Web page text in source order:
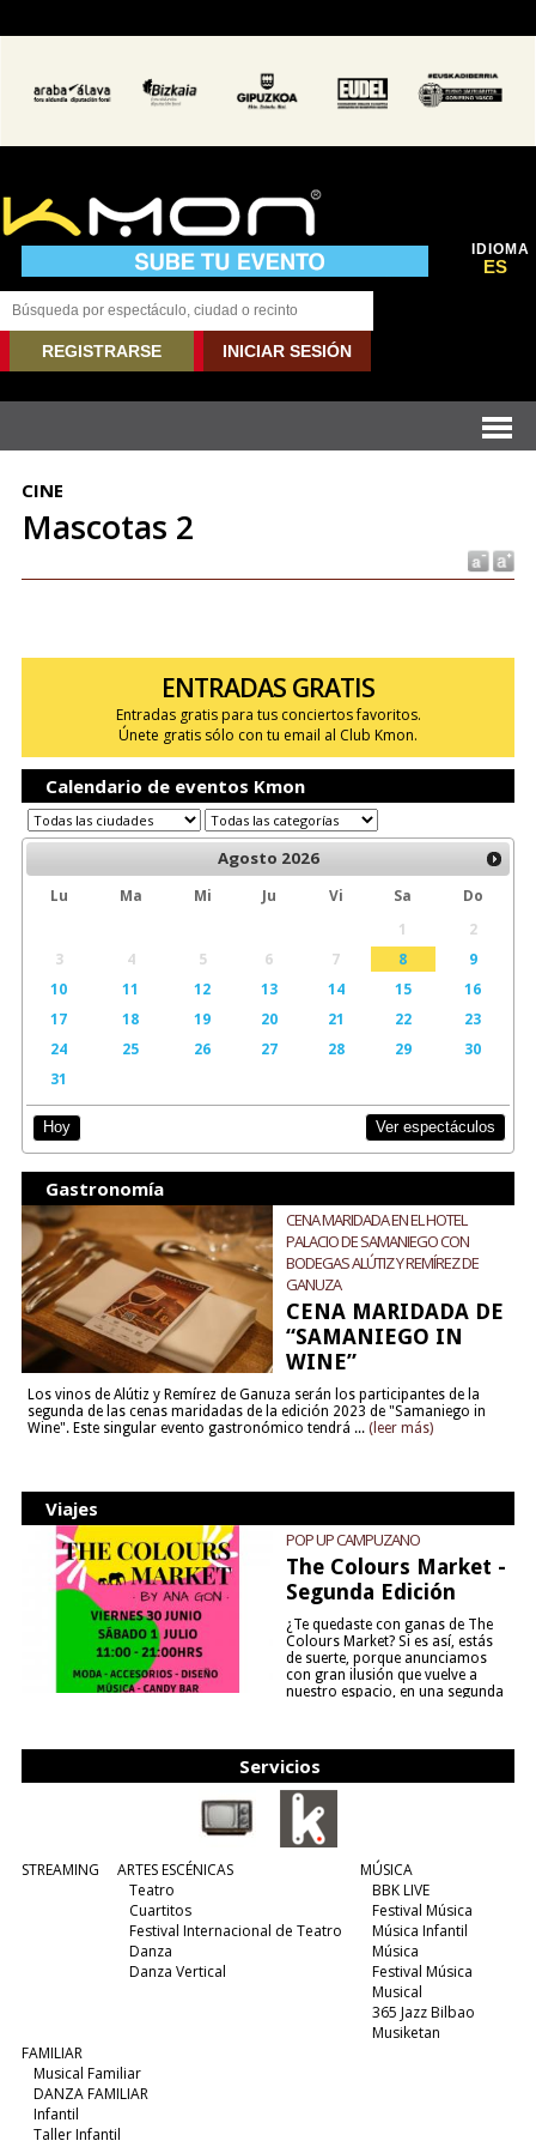
IDIOMA
ES
REGISTRARSE INICIAR SESIÓN
CINE
Mascotas 2
ENTRADAS GRATIS
Entradas gratis para tus conciertos favoritos.
Únete gratis sólo con tu email al Club Kmon.
Calendario de eventos Kmon
Agosto 2026
Lu Ma Mi Ju Vi Sa
Do
1
2
3
4 5 6 7 8
9
10
11 12 13 14 15
16
17
18 19 20 21 22
23
24
25 26 27 28 29
30
31
Hoy Ver espectáculos
Gastronomía
CENA MARIDADA EN EL HOTEL
PALACIO DE SAMANIEGO CON
BODEGAS ALÚTIZ Y REMÍREZ DE
GANUZA
CENA MARIDADA DE
“SAMANIEGO IN
WINE”
Los vinos de Alútiz y Remírez de Ganuza serán los participantes de la
segunda de las cenas maridadas de la edición 2023 de "Samaniego in
Wine". Este singular evento gastronómico tendrá ... (leer más)
Viajes
POP UP CAMPUZANO
The Colours Market -
Segunda Edición
¿Te quedaste con ganas de The
Colours Market? Si es así, estás
de suerte, porque anunciamos
con gran ilusión que vuelve a
nuestro espacio, en una segunda
Servicios
STREAMING
ARTES ESCÉNICAS
Teatro
Cuartitos
Festival Internacional de Teatro
Danza
Danza Vertical
MÚSICA
BBK LIVE
Festival Música
Música Infantil
Música
Festival Música
Musical
365 Jazz Bilbao
Musiketan
FAMILIAR
Musical Familiar
DANZA FAMILIAR
Infantil
Taller Infantil